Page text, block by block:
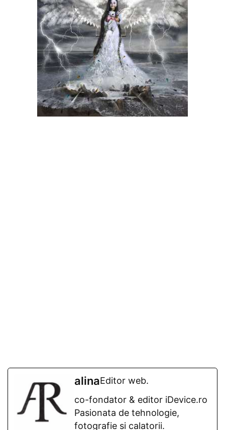
alinaEditor web.
co-fondator & editor iDevice.ro
Pasionata de tehnologie,
fotografie si calatorii.